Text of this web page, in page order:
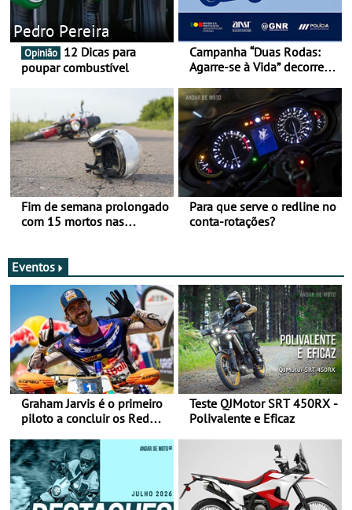
Pedro Pereira
Opinião
poupar combustível
Campanha “Duas Rodas:
Agarre-se à Vida” decorre
Fim de semana prolongado
com 15 mortos nas
Para que serve o redline no
conta-rotações?
Eventos
Graham Jarvis é o primeiro
piloto a concluir os Red
moto elétrica
Teste QJMotor SRT 450RX -
Polivalente e Eficaz